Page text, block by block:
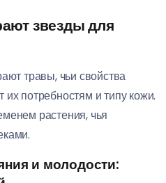
звезды для
травы, чьи свойства
их потребностям и типу кожи.
растения, чья
и молодости: